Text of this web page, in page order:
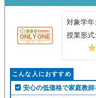
対象学年:
授業形式:
こんな人におすすめ
安心の低価格で家庭教